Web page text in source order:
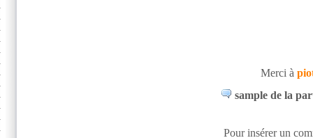
Merci à
sample de la
Pour insérer un